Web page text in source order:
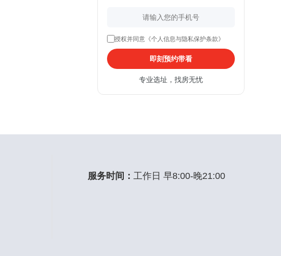
授权并同意《个人信息与隐私保护条款》
即刻预约带看
专业选址，找房无忧
服务时间：工作日 早8:00-晚21:00